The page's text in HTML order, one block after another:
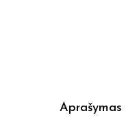
Aprašymas